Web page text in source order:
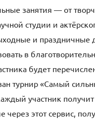
занятия — от
студии и
и праздничные
в
будет
турнир «Самый
участник
через этот сервис,